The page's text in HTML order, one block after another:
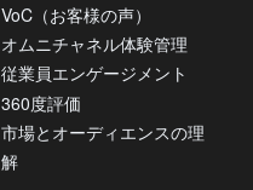
VoC（お客様の声）
オムニチャネル体験管理
従業員エンゲージメント
360度評価
市場とオーディエンスの理
解